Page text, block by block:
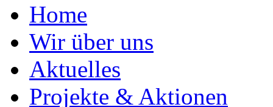
Home
Wir über uns
Aktuelles
Projekte & Aktionen